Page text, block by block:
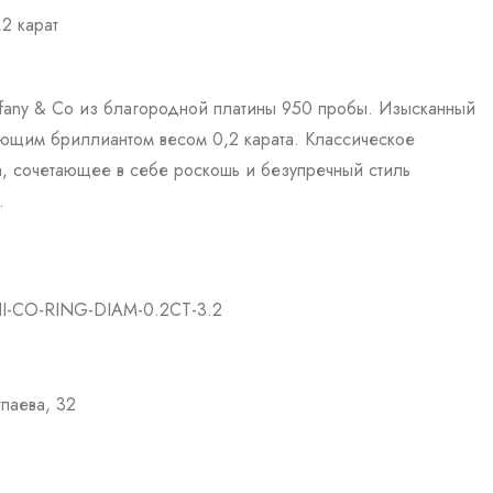
карат
& Co из благородной платины 950 пробы. Изысканный
бриллиантом весом 0,2 карата. Классическое
сочетающее в себе роскошь и безупречный стиль
CO-RING-DIAM-0.2CT-3.2
32